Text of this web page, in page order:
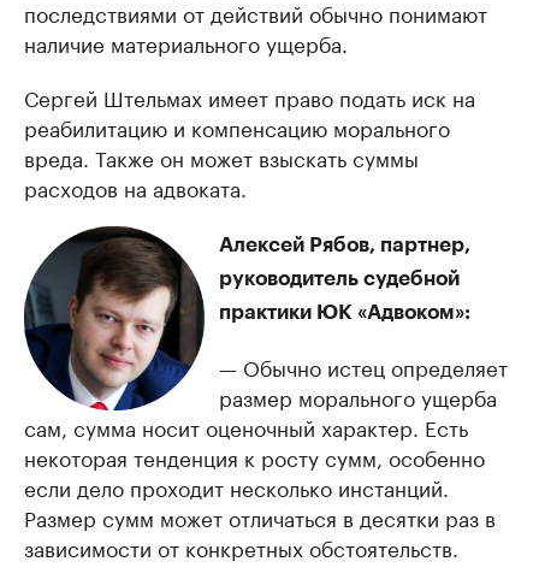
последствиями от действий обычно понимают
наличие материального ущерба.
Сергей Штельмах имеет право подать иск на
реабилитацию и компенсацию морального
вреда. Также он может взыскать суммы
расходов на адвоката.
Алексей Рябов, партнер,
руководитель судебной
практики ЮК «Адвоком»:
— Обычно истец определяет
размер морального ущерба
сам, сумма носит оценочный характер. Есть
некоторая тенденция к росту сумм, особенно
если дело проходит несколько инстанций.
Размер сумм может отличаться в десятки раз в
зависимости от конкретных обстоятельств.